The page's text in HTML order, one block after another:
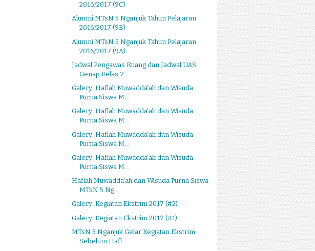
2016/2017 (9C)
Alumni MTsN 5 Nganjuk Tahun Pelajaran
2016/2017 (9B)
Alumni MTsN 5 Nganjuk Tahun Pelajaran
2016/2017 (9A)
Jadwal Pengawas Ruang dan Jadwal UAS
Genap Kelas 7...
Galery: Haflah Muwadda'ah dan Wisuda
Purna Siswa M...
Galery: Haflah Muwadda'ah dan Wisuda
Purna Siswa M...
Galery: Haflah Muwadda'ah dan Wisuda
Purna Siswa M...
Galery: Haflah Muwadda'ah dan Wisuda
Purna Siswa M...
Haflah Muwadda'ah dan Wisuda Purna Siswa
MTsN 5 Ng...
Galery: Kegiatan Ekstrim 2017 (#2)
Galery: Kegiatan Ekstrim 2017 (#1)
MTsN 5 Nganjuk Gelar Kegiatan Ekstrim
Sebelum Hafl...